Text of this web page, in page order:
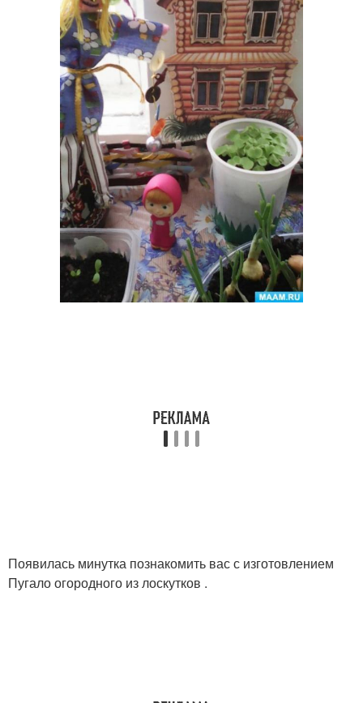
Появилась минутка познакомить вас с изготовлением
Пугало огородного из лоскутков .